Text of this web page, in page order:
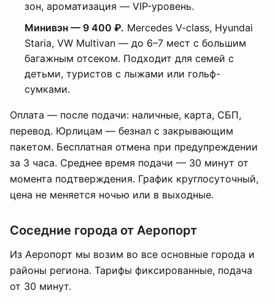
зон, ароматизация — VIP-уровень.
Минивэн — 9 400 ₽. Mercedes V-class, Hyundai
Staria, VW Multivan — до 6–7 мест с большим
багажным отсеком. Подходит для семей с
детьми, туристов с лыжами или гольф-
сумками.
Оплата — после подачи: наличные, карта, СБП,
перевод. Юрлицам — безнал с закрывающим
пакетом. Бесплатная отмена при предупреждении
за 3 часа. Среднее время подачи — 30 минут от
момента подтверждения. График круглосуточный,
цена не меняется ночью или в выходные.
Соседние города от Аеропорт
Из Аеропорт мы возим во все основные города и
районы региона. Тарифы фиксированные, подача
от 30 минут.